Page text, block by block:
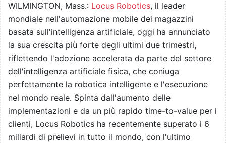
WILMINGTON, Mass.: Locus Robotics, il leader
mondiale nell'automazione mobile dei magazzini
basata sull'intelligenza artificiale, oggi ha annunciato
la sua crescita più forte degli ultimi due trimestri,
riflettendo l'adozione accelerata da parte del settore
dell'intelligenza artificiale fisica, che coniuga
perfettamente la robotica intelligente e l'esecuzione
nel mondo reale. Spinta dall'aumento delle
implementazioni e da un più rapido time-to-value per i
clienti, Locus Robotics ha recentemente superato i 6
miliardi di prelievi in tutto il mondo, con l'ultimo